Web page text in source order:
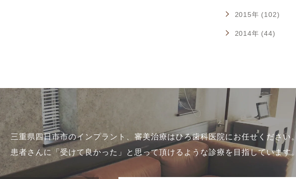
2015年 (102)
2014年 (44)
三重県四日市市のインプラント、審美治療はひろ歯科医院にお任せください。
患者さんに「受けて良かった」と思って頂けるような診療を目指しています。